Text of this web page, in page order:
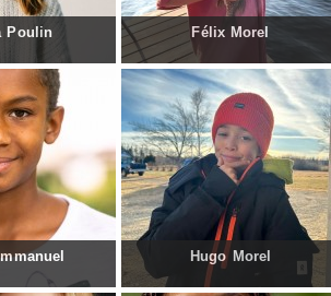
Poulin Félix Morel
Hugo Morel